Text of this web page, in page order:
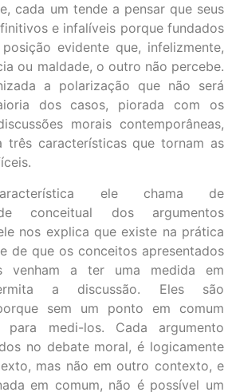
cada um tende a pensar que seus
e infalíveis porque fundados
evidente que, infelizmente,
ou maldade, o outro não percebe.
a polarização que não será
dos casos, piorada com os
morais contemporâneas,
três características que tornam as
ele chama de
conceitual dos argumentos
nos explica que existe na prática
de que os conceitos apresentados
venham a ter uma medida em
a discussão. Eles são
sem um ponto em comum
para medi-los. Cada argumento
no debate moral, é logicamente
mas não em outro contexto, e
em comum, não é possível um